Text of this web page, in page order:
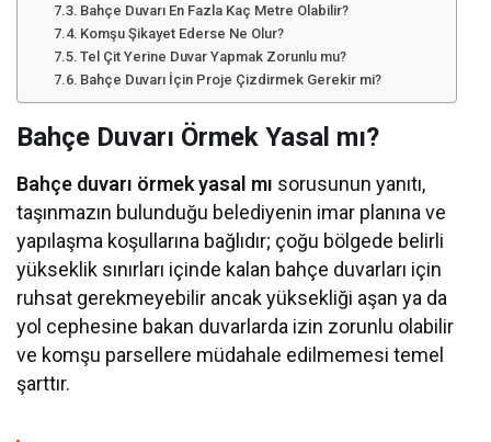
Bahçe Duvarı En Fazla Kaç Metre Olabilir?
Komşu Şikayet Ederse Ne Olur?
Tel Çit Yerine Duvar Yapmak Zorunlu mu?
Bahçe Duvarı İçin Proje Çizdirmek Gerekir mi?
Bahçe Duvarı Örmek Yasal mı?
Bahçe duvarı örmek yasal mı sorusunun yanıtı,
taşınmazın bulunduğu belediyenin imar planına ve
yapılaşma koşullarına bağlıdır; çoğu bölgede belirli
yükseklik sınırları içinde kalan bahçe duvarları için
ruhsat gerekmeyebilir ancak yüksekliği aşan ya da
yol cephesine bakan duvarlarda izin zorunlu olabilir
ve komşu parsellere müdahale edilmemesi temel
şarttır.